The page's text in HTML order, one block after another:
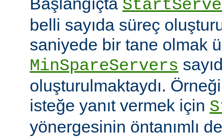
belli sayıda süreç
saniyede bir tane olmak
MinSpareServers
oluşturulmaktaydı.
isteğe yanıt vermek için
yönergesinin öntanımlı